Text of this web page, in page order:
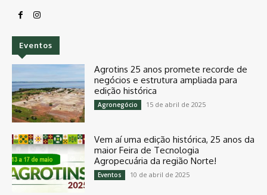
Eventos
Agrotins 25 anos promete recorde de
negócios e estrutura ampliada para
edição histórica
Agronegócio 15 de abril de 2025
Vem aí uma edição histórica, 25 anos da
maior Feira de Tecnologia
Agropecuária da região Norte!
Eventos 10 de abril de 2025